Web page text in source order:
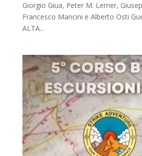
Giorgio Giua, Peter M. Lerner,
Francesco Mancini e Alberto Osti
ALTA...